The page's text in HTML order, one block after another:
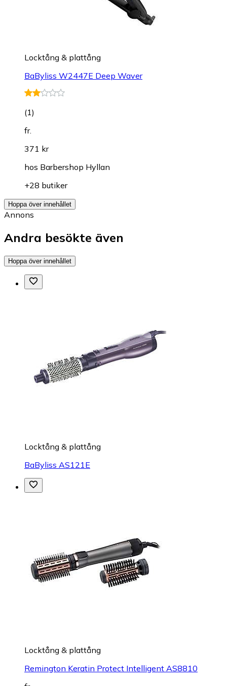
Locktång & plattång
BaByliss W2447E Deep Waver
(1)
fr.
371 kr
hos Barbershop Hyllan
+28 butiker
Hoppa över innehållet
Annons
Andra besökte även
Hoppa över innehållet
Locktång & plattång
BaByliss AS121E
Locktång & plattång
Remington Keratin Protect Intelligent AS8810